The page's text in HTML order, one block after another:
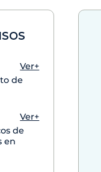
Ver+
de
Ver+
de
en